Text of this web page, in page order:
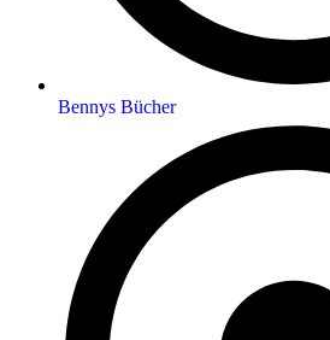
Bennys Bücher